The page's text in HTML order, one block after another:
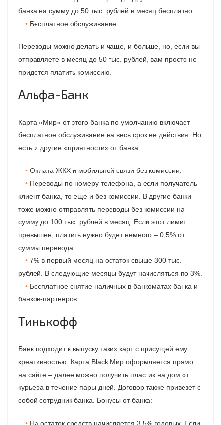
банка на сумму до 50 тыс. рублей в месяц бесплатно.
Бесплатное обслуживание.
Переводы можно делать и чаще, и больше, но, если вы
отправляете в месяц до 50 тыс. рублей, вам просто не
придется платить комиссию.
Альфа-Банк
Карта «Мир» от этого банка по умолчанию включает
бесплатное обслуживание на весь срок ее действия. Но
есть и другие «приятности» от банка:
Оплата ЖКХ и мобильной связи без комиссии.
Переводы по номеру телефона, а если получатель
клиент банка, то еще и без комиссии. В другие банки
тоже можно отправлять переводы без комиссии на
сумму до 100 тыс. рублей в месяц. Если этот лимит
превышен, платить нужно будет немного – 0,5% от
суммы перевода.
7% в первый месяц на остаток свыше 300 тыс.
рублей. В следующие месяцы будут начисляться по 3%.
Бесплатное снятие наличных в банкоматах банка и
банков-партнеров.
Тинькофф
Банк подходит к выпуску таких карт с присущей ему
креативностью. Карта Black Мир оформляется прямо
на сайте – далее можно получить пластик на дом от
курьера в течение пары дней. Договор также привезет с
собой сотрудник банка. Бонусы от банка:
На остаток средств начисляется 3,5% годовых. Если